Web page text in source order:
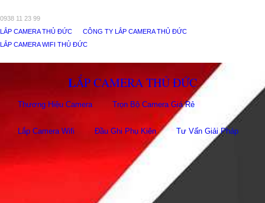
0938 11 23 99
LẮP CAMERA THỦ ĐỨC
CÔNG TY LẮP CAMERA THỦ ĐỨC
LẮP CAMERA WIFI THỦ ĐỨC
LẮP CAMERA THỦ ĐỨC
Thương Hiệu Camera Trọn Bộ Camera Giá Rẻ
Lắp Camera Wifi Đầu Ghi Phụ Kiên Tư Vấn Giải Pháp